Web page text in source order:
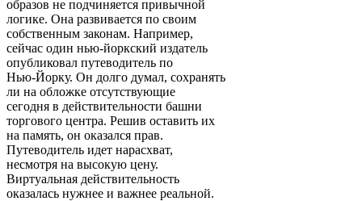
образов не подчиняется привычной
логике. Она развивается по своим
собственным законам. Например,
сейчас один нью-йоркский издатель
опубликовал путеводитель по
Нью-Йорку. Он долго думал, сохранять
ли на обложке отсутствующие
сегодня в действительности башни
торгового центра. Решив оставить их
на память, он оказался прав.
Путеводитель идет нарасхват,
несмотря на высокую цену.
Виртуальная действительность
оказалась нужнее и важнее реальной.